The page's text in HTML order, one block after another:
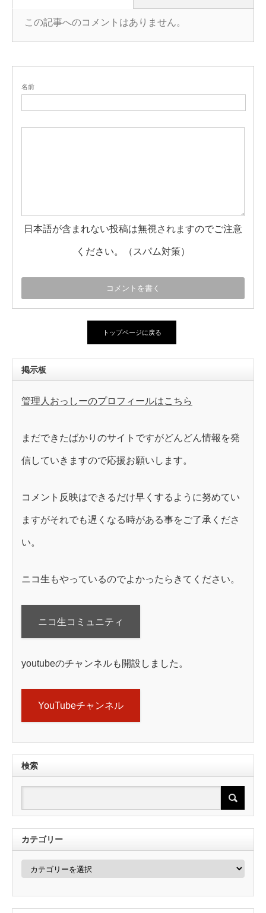
この記事へのコメントはありません。
名前
日本語が含まれない投稿は無視されますのでご注意
ください。（スパム対策）
トップページに戻る
掲示板
管理人おっしーのプロフィールはこちら
まだできたばかりのサイトですがどんどん情報を発
信していきますので応援お願いします。
コメント反映はできるだけ早くするように努めてい
ますがそれでも遅くなる時がある事をご了承くださ
い。
ニコ生もやっているのでよかったらきてください。
ニコ生コミュニティ
youtubeのチャンネルも開設しました。
YouTubeチャンネル
検索
カテゴリー
カ
ー